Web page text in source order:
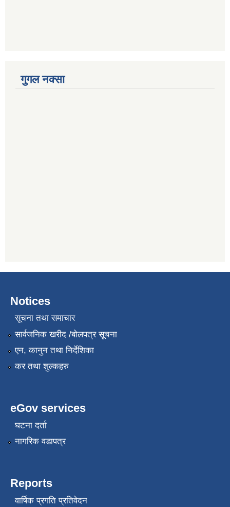
गुगल नक्सा
Notices
सूचना तथा समाचार
सार्वजनिक खरीद /बोलपत्र सूचना
एन, कानुन तथा निर्देशिका
कर तथा शुल्कहरु
eGov services
घटना दर्ता
नागरिक वडापत्र
Reports
वार्षिक प्रगति प्रतिवेदन